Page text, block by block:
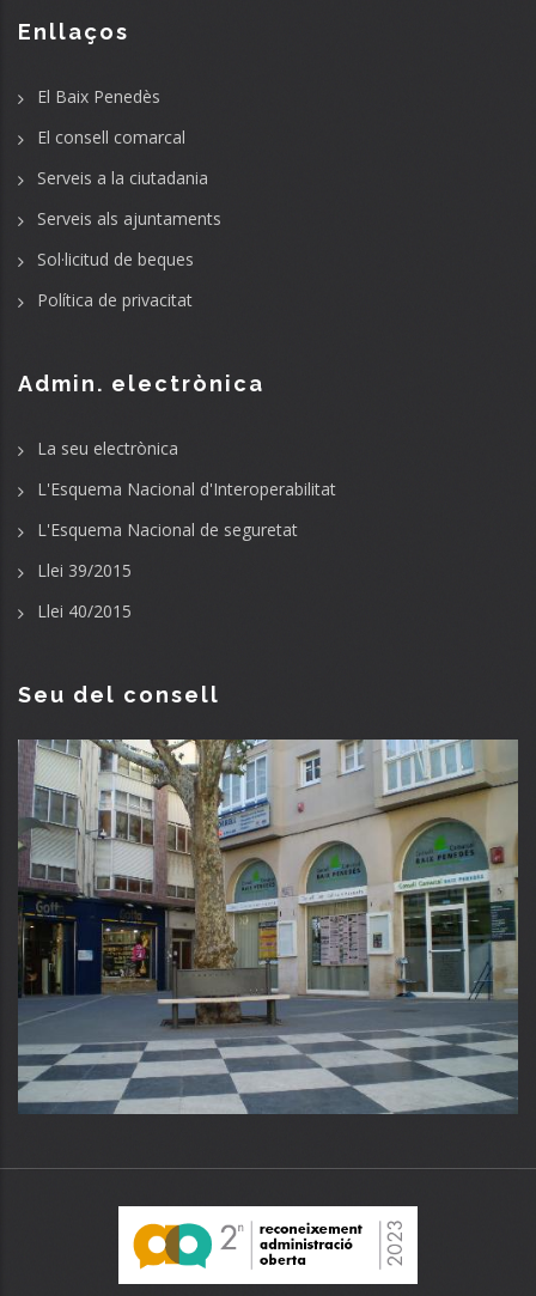
Enllaços
El Baix Penedès
El consell comarcal
Serveis a la ciutadania
Serveis als ajuntaments
Sol·licitud de beques
Política de privacitat
Admin. electrònica
La seu electrònica
L'Esquema Nacional d'Interoperabilitat
L'Esquema Nacional de seguretat
Llei 39/2015
Llei 40/2015
Seu del consell